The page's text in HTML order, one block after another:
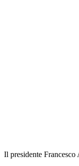
Il presidente